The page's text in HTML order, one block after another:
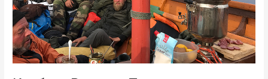
—
Двинской
залив
—
Соловки.